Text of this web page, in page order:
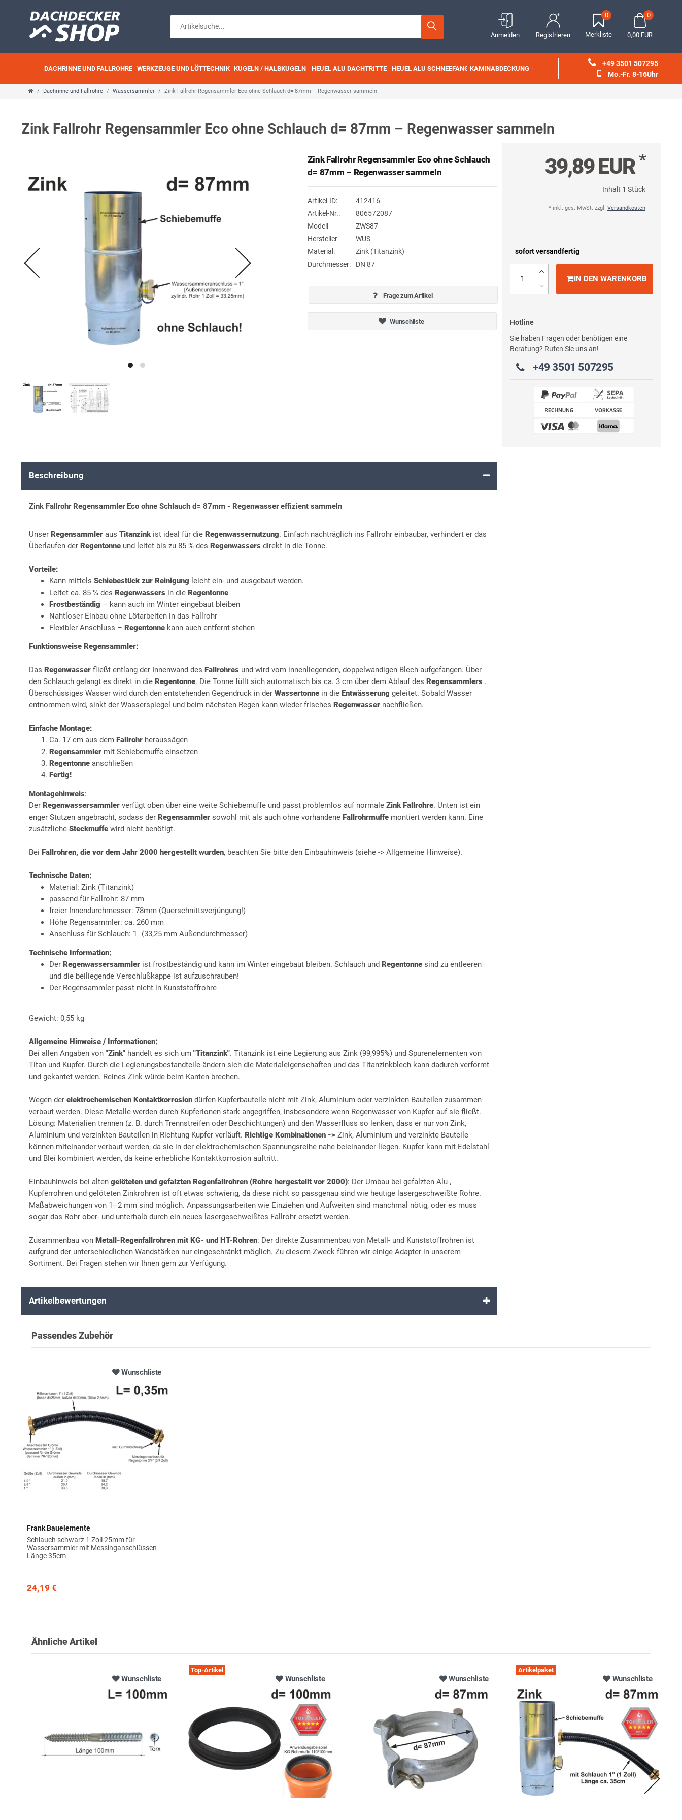
Anmelden Registrieren
0
Merkliste
0
0,00 EUR
DACHRINNE UND FALLROHRE WERKZEUGE UND LÖTTECHNIK KUGELN / HALBKUGELN HEUEL ALU DACHTRITTE HEUEL ALU SCHNEEFANG KAMINABDECKUNG
+49 3501 507295
Mo.-Fr. 8-16Uhr
Dachrinne und Fallrohre Wassersammler Zink Fallrohr Regensammler Eco ohne Schlauch d= 87mm – Regenwasser sammeln
Zink Fallrohr Regensammler Eco ohne Schlauch d= 87mm – Regenwasser sammeln
39,89 EUR*
Inhalt 1 Stück
* inkl. ges. MwSt. zzgl. Versandkosten
sofort versandfertig
IN DEN WARENKORB
Hotline
Sie haben Fragen oder benötigen eine
Beratung? Rufen Sie uns an!
+49 3501 507295
Zink Fallrohr Regensammler Eco ohne Schlauch
d= 87mm – Regenwasser sammeln
Artikel-ID:
412416
Artikel-Nr.:
806572087
Modell
ZWS87
Hersteller
WUS
Material:
Zink (Titanzink)
Durchmesser:
DN 87
Frage zum Artikel
Wunschliste
Beschreibung
Zink Fallrohr Regensammler Eco ohne Schlauch d= 87mm - Regenwasser effizient sammeln
Unser Regensammler aus Titanzinkist ideal für die Regenwassernutzung. Einfach nachträglich ins Fallrohr einbaubar, verhindert er das
Überlaufen der Regentonne und leitet bis zu 85 % des Regenwassers direkt in die Tonne.
Vorteile:
Kann mittels Schiebestück zur Reinigung leicht ein- und ausgebaut werden.
Leitet ca. 85 % des Regenwassers in die Regentonne
Frostbeständig – kann auch im Winter eingebaut bleiben
Nahtloser Einbau ohne Lötarbeiten in das Fallrohr
Flexibler Anschluss – Regentonne kann auch entfernt stehen
Funktionsweise Regensammler:
Das Regenwasser fließt entlang der Innenwand des Fallrohres und wird vom innenliegenden, doppelwandigen Blech aufgefangen. Über
den Schlauch gelangt es direkt in die Regentonne. Die Tonne füllt sich automatisch bis ca. 3 cm über dem Ablauf des Regensammlers .
Überschüssiges Wasser wird durch den entstehenden Gegendruck in der Wassertonne in die Entwässerung geleitet. Sobald Wasser
entnommen wird, sinkt der Wasserspiegel und beim nächsten Regen kann wieder frisches Regenwasser nachfließen.
Einfache Montage:
Ca. 17 cm aus dem Fallrohr heraussägen
Regensammler mit Schiebemuffe einsetzen
Regentonne anschließen
Fertig!
Montagehinweis:
Der Regenwassersammler verfügt oben über eine weite Schiebemuffe und passt problemlos auf normale Zink Fallrohre. Unten ist ein
enger Stutzen angebracht, sodass der Regensammler sowohl mit als auch ohne vorhandene Fallrohrmuffe montiert werden kann. Eine
zusätzliche Steckmuffe wird nicht benötigt.
Bei Fallrohren, die vor dem Jahr 2000 hergestellt wurden, beachten Sie bitte den Einbauhinweis (siehe -> Allgemeine Hinweise).
Technische Daten:
Material: Zink (Titanzink)
passend für Fallrohr: 87 mm
freier Innendurchmesser: 78mm (Querschnittsverjüngung!)
Höhe Regensammler: ca. 260 mm
Anschluss für Schlauch: 1" (33,25 mm Außendurchmesser)
Technische Information:
Der Regenwassersammler ist frostbeständig und kann im Winter eingebaut bleiben. Schlauch und Regentonne sind zu entleeren
und die beiliegende Verschlußkappe ist aufzuschrauben!
Der Regensammler passt nicht in Kunststoffrohre
Gewicht: 0,55 kg
Allgemeine Hinweise / Informationen:
Bei allen Angaben von "Zink" handelt es sich um "Titanzink". Titanzink ist eine Legierung aus Zink (99,995%) und Spurenelementen von
Titan und Kupfer. Durch die Legierungsbestandteile ändern sich die Materialeigenschaften und das Titanzinkblech kann dadurch verformt
und gekantet werden. Reines Zink würde beim Kanten brechen.
Wegen der elektrochemischen Kontaktkorrosion dürfen Kupferbauteile nicht mit Zink, Aluminium oder verzinkten Bauteilen zusammen
verbaut werden. Diese Metalle werden durch Kupferionen stark angegriffen, insbesondere wenn Regenwasser von Kupfer auf sie fließt.
Lösung: Materialien trennen (z. B. durch Trennstreifen oder Beschichtungen) und den Wasserfluss so lenken, dass er nur von Zink,
Aluminium und verzinkten Bauteilen in Richtung Kupfer verläuft. Richtige Kombinationen -> Zink, Aluminium und verzinkte Bauteile
können miteinander verbaut werden, da sie in der elektrochemischen Spannungsreihe nahe beieinander liegen. Kupfer kann mit Edelstahl
und Blei kombiniert werden, da keine erhebliche Kontaktkorrosion auftritt.
Einbauhinweis bei alten gelöteten und gefalzten Regenfallrohren (Rohre hergestellt vor 2000): Der Umbau bei gefalzten Alu-,
Kupferrohren und gelöteten Zinkrohren ist oft etwas schwierig, da diese nicht so passgenau sind wie heutige lasergeschweißte Rohre.
Maßabweichungen von 1–2 mm sind möglich. Anpassungsarbeiten wie Einziehen und Aufweiten sind manchmal nötig, oder es muss
sogar das Rohr ober- und unterhalb durch ein neues lasergeschweißtes Fallrohr ersetzt werden.
Zusammenbau von Metall-Regenfallrohren mit KG- und HT-Rohren: Der direkte Zusammenbau von Metall- und Kunststoffrohren ist
aufgrund der unterschiedlichen Wandstärken nur eingeschränkt möglich. Zu diesem Zweck führen wir einige Adapter in unserem
Sortiment. Bei Fragen stehen wir Ihnen gern zur Verfügung.
Artikelbewertungen
Passendes Zubehör
Wunschliste
Frank Bauelemente
Schlauch schwarz 1 Zoll 25mm für
Wassersammler mit Messinganschlüssen
Länge 35cm
24,19 €
Ähnliche Artikel
Wunschliste Wunschliste
Top-Artikel
Wunschliste Wunschliste
Artikelpaket